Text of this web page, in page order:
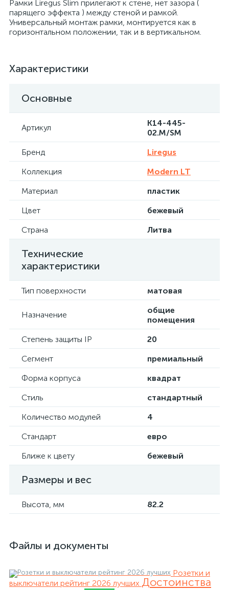
Рамки Liregus Slim прилегают к стене, нет зазора (
парящего эффекта ) между стеной и рамкой.
Универсальный монтаж рамки, монтируется как в
горизонтальном положении, так и в вертикальном.
Характеристики
Основные
Артикул
K14-445-
02.M/SM
Бренд
Liregus
Коллекция
Modern LT
Материал
пластик
Цвет
бежевый
Страна
Литва
Технические
характеристики
Тип поверхности матовая
Назначение
общие
помещения
Степень защиты IP
20
Сегмент
премиальный
Форма корпуса
квадрат
Стиль
стандартный
Количество модулей
4
Стандарт
евро
Ближе к цвету
бежевый
Размеры и вес
Высота, мм 82.2
Файлы и документы
Розетки и
выключатели рейтинг 2026 лучших Достоинства